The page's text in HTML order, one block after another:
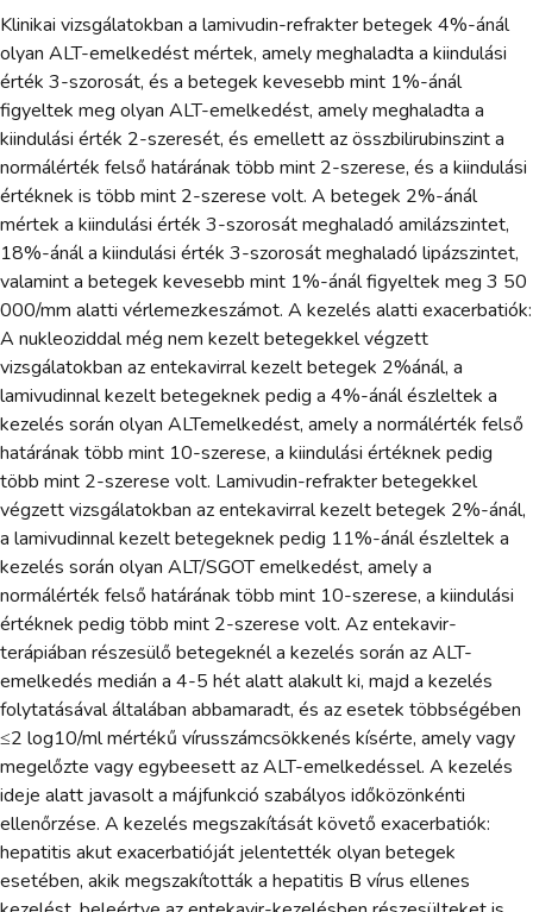
Klinikai vizsgálatokban a lamivudin-refrakter betegek 4%-ánál
olyan ALT-emelkedést mértek, amely meghaladta a kiindulási
érték 3-szorosát, és a betegek kevesebb mint 1%-ánál
figyeltek meg olyan ALT-emelkedést, amely meghaladta a
kiindulási érték 2-szeresét, és emellett az összbilirubinszint a
normálérték felső határának több mint 2-szerese, és a kiindulási
értéknek is több mint 2-szerese volt. A betegek 2%-ánál
mértek a kiindulási érték 3-szorosát meghaladó amilázszintet,
18%-ánál a kiindulási érték 3-szorosát meghaladó lipázszintet,
valamint a betegek kevesebb mint 1%-ánál figyeltek meg 3 50
000/mm alatti vérlemezkeszámot. A kezelés alatti exacerbatiók:
A nukleoziddal még nem kezelt betegekkel végzett
vizsgálatokban az entekavirral kezelt betegek 2%ánál, a
lamivudinnal kezelt betegeknek pedig a 4%-ánál észleltek a
kezelés során olyan ALTemelkedést, amely a normálérték felső
határának több mint 10-szerese, a kiindulási értéknek pedig
több mint 2-szerese volt. Lamivudin-refrakter betegekkel
végzett vizsgálatokban az entekavirral kezelt betegek 2%-ánál,
a lamivudinnal kezelt betegeknek pedig 11%-ánál észleltek a
kezelés során olyan ALT/SGOT emelkedést, amely a
normálérték felső határának több mint 10-szerese, a kiindulási
értéknek pedig több mint 2-szerese volt. Az entekavir-
terápiában részesülő betegeknél a kezelés során az ALT-
emelkedés medián a 4-5 hét alatt alakult ki, majd a kezelés
folytatásával általában abbamaradt, és az esetek többségében
≤2 log10/ml mértékű vírusszámcsökkenés kísérte, amely vagy
megelőzte vagy egybeesett az ALT-emelkedéssel. A kezelés
ideje alatt javasolt a májfunkció szabályos időközönkénti
ellenőrzése. A kezelés megszakítását követő exacerbatiók:
hepatitis akut exacerbatióját jelentették olyan betegek
esetében, akik megszakították a hepatitis B vírus ellenes